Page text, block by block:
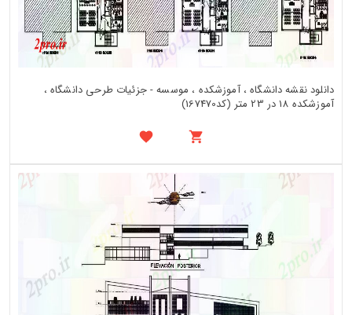
دانلود نقشه دانشگاه ، آموزشکده ، موسسه - جزئیات طرحی دانشگاه ،
آموزشکده 18 در 23 متر (کد167470)